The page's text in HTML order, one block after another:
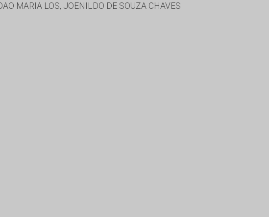
MARIA LOS, JOENILDO DE SOUZA CHAVES